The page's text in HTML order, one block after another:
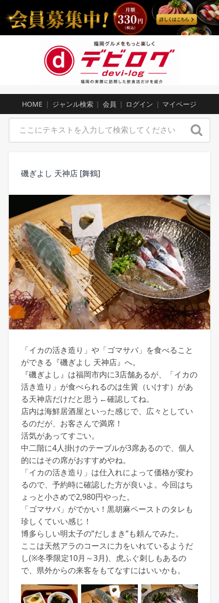
HOME ジャンル検索 会員 ログイン マイページ
磯ぎよし 天神店 [舞鶴]
「イカの活き造り」や「ゴマサバ」を食べること
ができる『磯ぎよし 天神店』へ。
『磯ぎよし』は福岡市内に3店舗あるが、「イカの
活き造り」が食べられるのは生簀（いけす）があ
る天神店だけだと思う←確認してね。
店内は海鮮居酒屋といった感じで、広々としてい
るのだが、お客さんで満席！
活気があってすごい。
中二階に4人掛けのテーブルが3席あるので、個人
的にはその席がおすすめやね。
「イカの活き造り」は仕入れによって価格が変わ
るので、予約時に確認した方が良いよ。今回はち
ょっと小さめで2,980円やった。
「ゴマサバ」がでかい！黒胡麻ペーストのタレも
珍しくていい感じ！
博多らしい明太子の”だしまき”も頼んでみた。
ここは天然アラのコースに力をいれているようだ
し(※冬季限定10月～3月)、虎ふぐ刺しもあるの
で、県外からの来客をもてなすにはいいかも。